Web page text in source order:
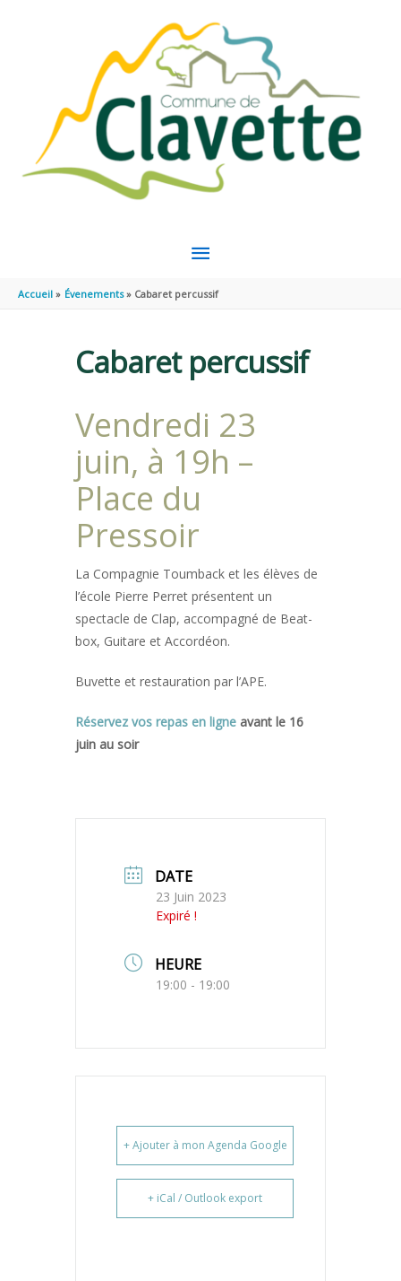
MENU
PRINCIPAL
Accueil Évenements Cabaret percussif
Cabaret percussif
Vendredi 23
juin, à 19h –
Place du
Pressoir
La Compagnie Toumback et les élèves de
l’école Pierre Perret présentent un
spectacle de Clap, accompagné de Beat-
box, Guitare et Accordéon.
Buvette et restauration par l’APE.
Réservez vos repas en ligne avant le 16
juin au soir
DATE
23 Juin 2023
Expiré !
HEURE
19:00 - 19:00
+ Ajouter à mon Agenda Google
+ iCal / Outlook export